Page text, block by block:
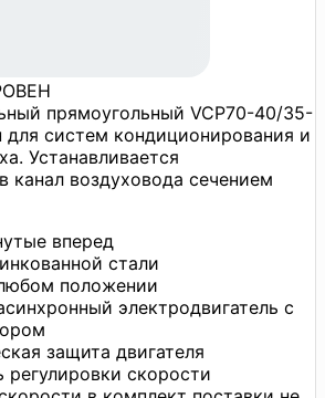
прямоугольный VCP70-40/35-
для систем кондиционирования и
Устанавливается
канал воздуховода сечением
вперед
стали
положении
электродвигатель с
защита двигателя
скорости